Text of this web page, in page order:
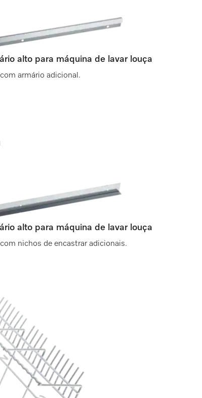
alto para máquina de lavar louça
armário adicional.
alto para máquina de lavar louça
nichos de encastrar adicionais.